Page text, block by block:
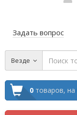
Задать вопрос
Везде
0 товаров, на